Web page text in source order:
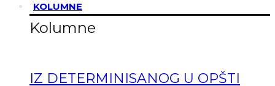
KOLUMNE
Kolumne
IZ DETERMINISANOG U OPŠTI